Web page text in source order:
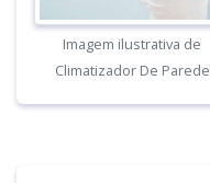
Imagem ilustrativa de
Climatizador De Parede